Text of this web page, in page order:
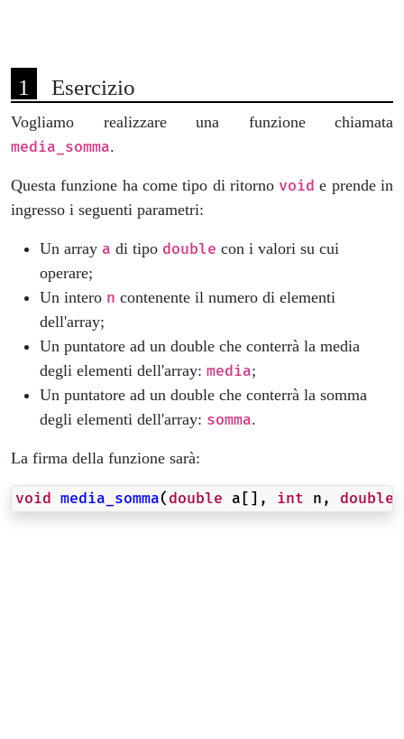
Esercizio
Vogliamo realizzare una funzione chiamata
media_somma.
Questa funzione ha come tipo di ritorno void e prende in
ingresso i seguenti parametri:
Un array a di tipo double con i valori su cui
operare;
Un intero n contenente il numero di elementi
dell'array;
Un puntatore ad un double che conterrà la media
degli elementi dell'array: media;
Un puntatore ad un double che conterrà la somma
degli elementi dell'array: somma.
La firma della funzione sarà:
void media_somma( double a [], int n , double